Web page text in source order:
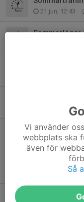
21 jun, 12:43
Sommarläger
25 maj, 07:36
Stjärnsmällen
25 maj, 06:53
22 maj, 11:06
Viktig
Vi använder
webbplats ska
även för
Så